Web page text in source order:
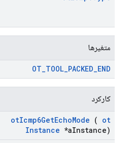
متغیرها
OT_TOOL_PACKED_END
کارکرد
otIcmp6GetEchoMode ( ot
Instance *aInstance)